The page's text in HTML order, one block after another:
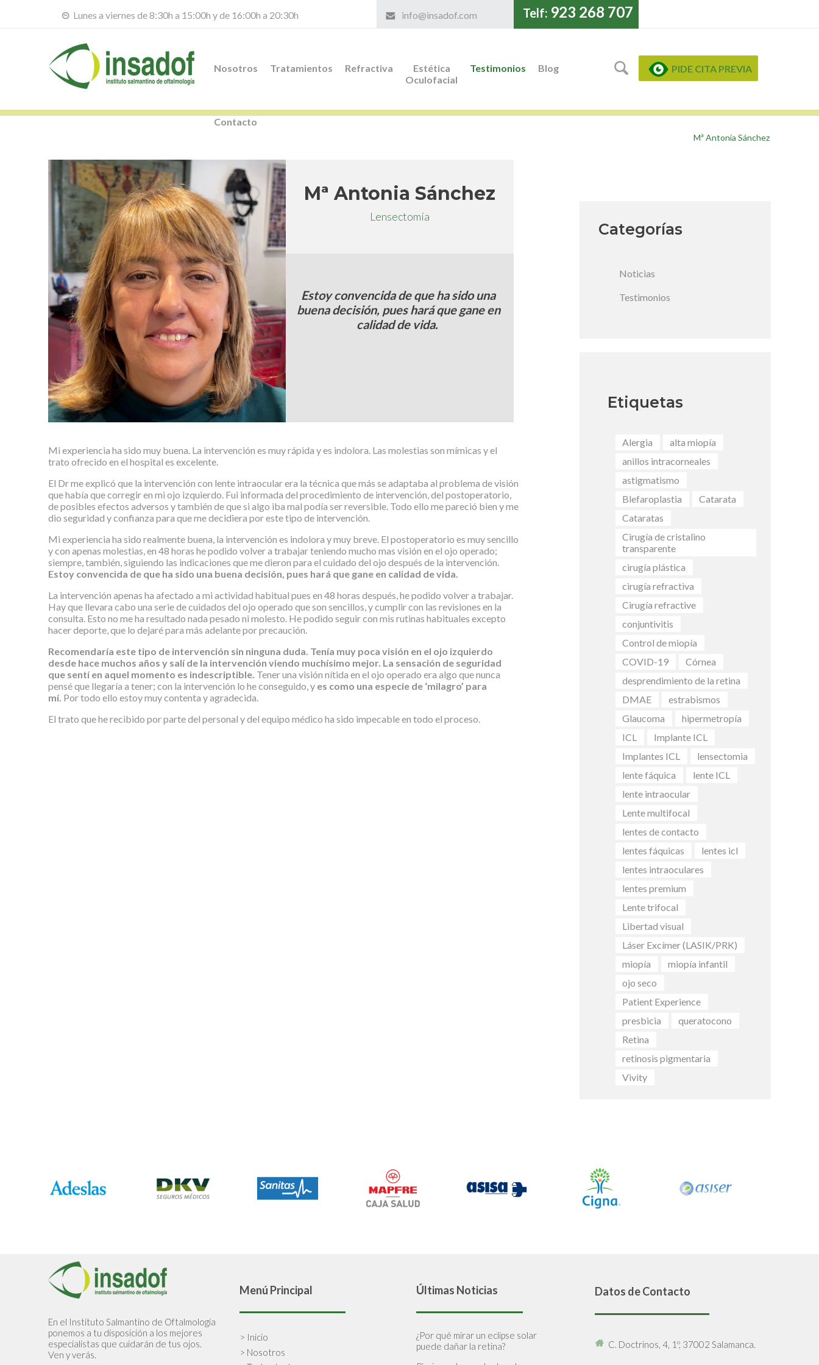
Lunes a viernes de 8:30h a 15:00h y de 16:00h a 20:30h info@insadof.com Telf: 923 268 707
Nosotros Tratamientos Refractiva
Estética
Oculofacial
Testimonios Blog
Contacto
PIDE CITA PREVIA
Mª Antonia Sánchez
Mª Antonia Sánchez
Lensectomía
Estoy convencida de que ha sido una
buena decisión, pues hará que gane en
calidad de vida.
Mi experiencia ha sido muy buena. La intervención es muy rápida y es indolora. Las molestias son mímicas y el
trato ofrecido en el hospital es excelente.
El Dr me explicó que la intervención con lente intraocular era la técnica que más se adaptaba al problema de visión
que había que corregir en mi ojo izquierdo. Fui informada del procedimiento de intervención, del postoperatorio,
de posibles efectos adversos y también de que si algo iba mal podía ser reversible. Todo ello me pareció bien y me
dio seguridad y confianza para que me decidiera por este tipo de intervención.
Mi experiencia ha sido realmente buena, la intervención es indolora y muy breve. El postoperatorio es muy sencillo
y con apenas molestias, en 48 horas he podido volver a trabajar teniendo mucho mas visión en el ojo operado;
siempre, también, siguiendo las indicaciones que me dieron para el cuidado del ojo después de la intervención.
Estoy convencida de que ha sido una buena decisión, pues hará que gane en calidad de vida.
La intervención apenas ha afectado a mi actividad habitual pues en 48 horas después, he podido volver a trabajar.
Hay que llevara cabo una serie de cuidados del ojo operado que son sencillos, y cumplir con las revisiones en la
consulta. Esto no me ha resultado nada pesado ni molesto. He podido seguir con mis rutinas habituales excepto
hacer deporte, que lo dejaré para más adelante por precaución.
Recomendaría este tipo de intervención sin ninguna duda. Tenía muy poca visión en el ojo izquierdo
desde hace muchos años y salí de la intervención viendo muchísimo mejor. La sensación de seguridad
que sentí en aquel momento es indescriptible. Tener una visión nítida en el ojo operado era algo que nunca
pensé que llegaría a tener; con la intervención lo he conseguido, y es como una especie de ‘milagro’ para
mí. Por todo ello estoy muy contenta y agradecida.
El trato que he recibido por parte del personal y del equipo médico ha sido impecable en todo el proceso.
Categorías
Noticias
Testimonios
Etiquetas
Alergia
alta miopía
anillos intracorneales
astigmatismo
Blefaroplastia
Catarata
Cataratas
Cirugía de cristalino
transparente
cirugía plástica
cirugía refractiva
Cirugía refractive
conjuntivitis
Control de miopía
COVID-19
Córnea
desprendimiento de la retina
DMAE
estrabismos
Glaucoma
hipermetropía
ICL
Implante ICL
Implantes ICL
lensectomia
lente fáquica
lente ICL
lente intraocular
Lente multifocal
lentes de contacto
lentes fáquicas
lentes icl
lentes intraoculares
lentes premium
Lente trifocal
Libertad visual
Láser Excímer (LASIK/PRK)
miopía
miopía infantil
ojo seco
Patient Experience
presbicia
queratocono
Retina
retinosis pigmentaria
Vivity
En el Instituto Salmantino de Oftalmología
ponemos a tu disposición a los mejores
especialistas que cuidarán de tus ojos.
Ven y verás.
Menú Principal
> Inicio
> Nosotros
Últimas Noticias
¿Por qué mirar un eclipse solar
puede dañar la retina?
Datos de Contacto
C. Doctrinos, 4, 1º, 37002 Salamanca.